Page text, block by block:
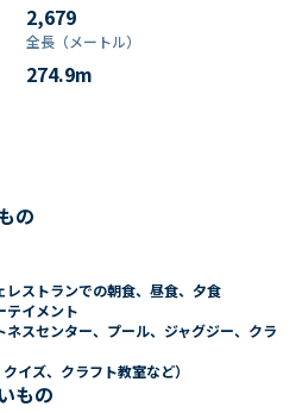
2,679
全長（メートル）
274.9m
の
レストランでの朝食、昼食、夕食
テイメント
スセンター、プール、ジャグジー、クラ
イズ、クラフト教室など）
もの